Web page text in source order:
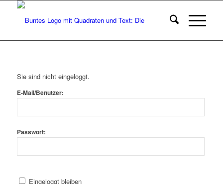
Sie sind nicht eingeloggt.
E-Mail/Benutzer:
Passwort:
Eingeloggt bleiben